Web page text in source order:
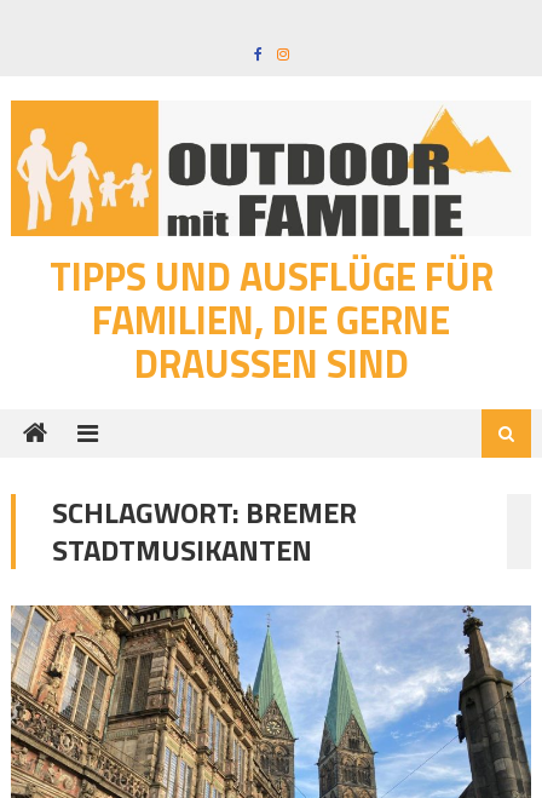
TIPPS UND AUSFLÜGE FÜR
FAMILIEN, DIE GERNE
DRAUSSEN SIND
SCHLAGWORT: BREMER
STADTMUSIKANTEN